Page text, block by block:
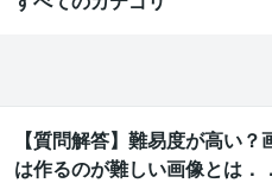
【質問解答】難易度が高い
は作るのが難しい画像とは．